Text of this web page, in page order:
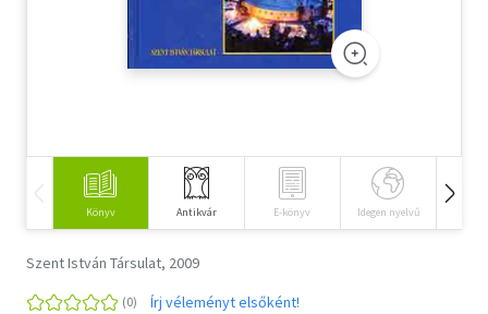
Társadalomtudomány
Könyv Antikvár E-könyv Idegen nyelvű
Szent István Társulat, 2009
Írj véleményt elsőként!